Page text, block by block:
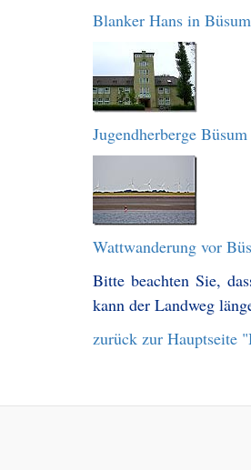
Blanker Hans in
Jugendherberge Büsum
Wattwanderung vor
Bitte beachten Sie,
kann der Landweg
zurück zur Hauptseite